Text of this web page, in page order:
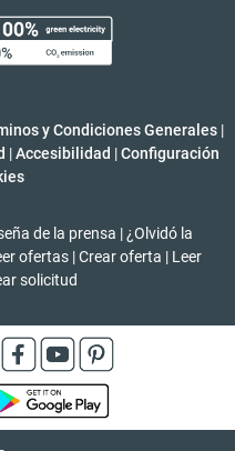
y Condiciones Generales |
| Accesibilidad | Configuración
de la prensa | ¿Olvidó la
ofertas | Crear oferta | Leer
solicitud